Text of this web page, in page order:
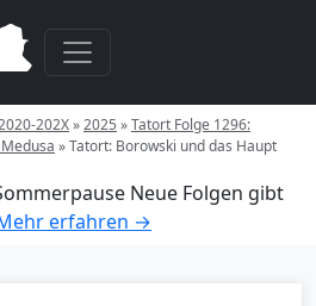
202X»2025 »Tatort Folge 1296:
»Tatort: Borowski und das Haupt
Neue Folgen gibt
erfahren →